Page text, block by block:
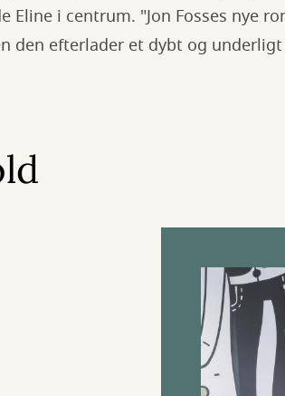
Eline i centrum. "Jon Fosses nye
den efterlader et dybt og